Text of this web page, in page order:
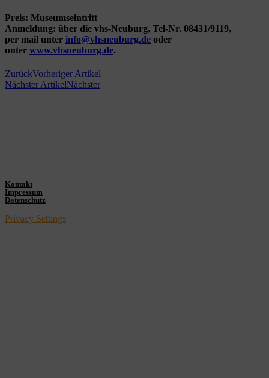
Preis: Museumseintritt
Anmeldung: über die vhs-Neuburg, Tel-Nr. 08431/9119,
per mail unter info@vhsneuburg.de oder
unter www.vhsneuburg.de.
ZurückVorheriger Artikel
Nächster ArtikelNächster
Kontakt
Impressum
Datenschutz
Privacy Settings